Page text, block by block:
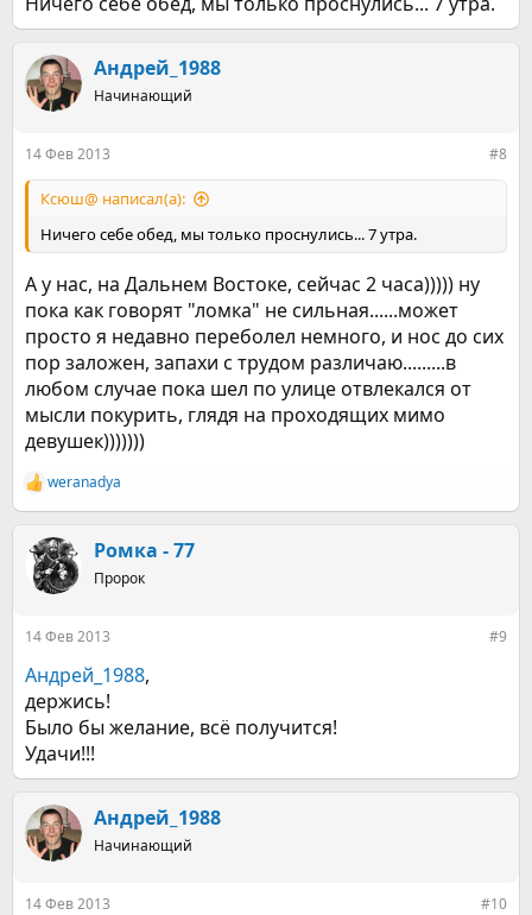
Андрей_1988
Начинающий
14 Фев 2013 #8
Ксюш@ написал(а):
Ничего себе обед, мы только проснулись... 7 утра.
А у нас, на Дальнем Востоке, сейчас 2 часа))))) ну
пока как говорят "ломка" не сильная......может
просто я недавно переболел немного, и нос до сих
пор заложен, запахи с трудом различаю.........в
любом случае пока шел по улице отвлекался от
мысли покурить, глядя на проходящих мимо
девушек)))))))
Р
е
к
weranadya
Ромка - 77
Пророк
14 Фев 2013 #9
Андрей_1988,
держись!
Было бы желание, всё получится!
Удачи!!!
Андрей_1988
Начинающий
14 Фев 2013 #10